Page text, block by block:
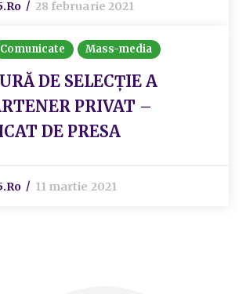
28 februarie 2021
Comunicate Mass-media
DE SELECȚIE A
PRIVAT –
DE PRESA
11 martie 2021